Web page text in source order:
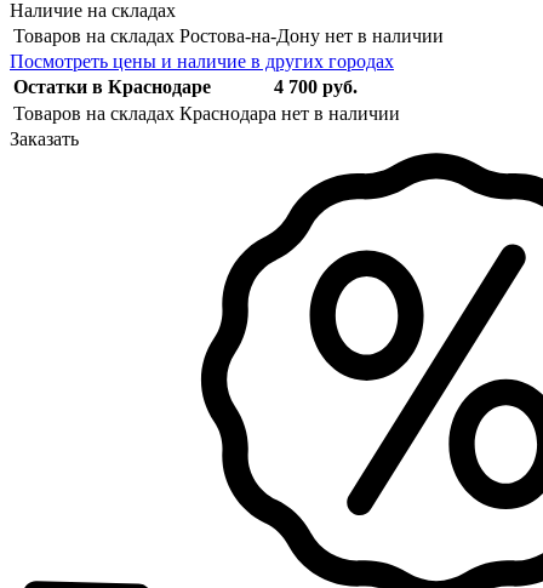
Наличие на складах
Товаров на складах Ростова-на-Дону нет в наличии
Посмотреть цены и наличие в других городах
Остатки в Краснодаре
4 700 руб.
Товаров на складах Краснодара нет в наличии
Заказать